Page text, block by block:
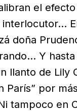
el
interlocutor…
doña
Y
llanto de Lily
París” por
tampoco en